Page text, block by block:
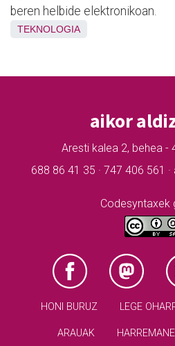
beren helbide elektronikoan.
TEKNOLOGIA
aikor
Aresti kalea 2, behea -
688 86 41 35 · 747 406 561
Codesyntaxek
HONI BURUZ LEGE
ARAUAK